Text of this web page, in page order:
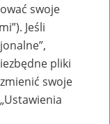
pracy
swoje
Jeśli
pliki
swoje